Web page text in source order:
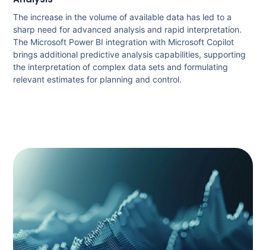
The increase in the volume of available data has led to a
sharp need for advanced analysis and rapid interpretation.
The Microsoft Power BI integration with Microsoft Copilot
brings additional predictive analysis capabilities, supporting
the interpretation of complex data sets and formulating
relevant estimates for planning and control.